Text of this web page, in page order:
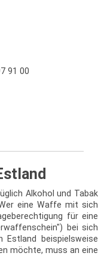
91 00
Alkohol und Tabak
eine Waffe mit sich
für eine
bei sich
beispielsweise
möchte, muss an eine